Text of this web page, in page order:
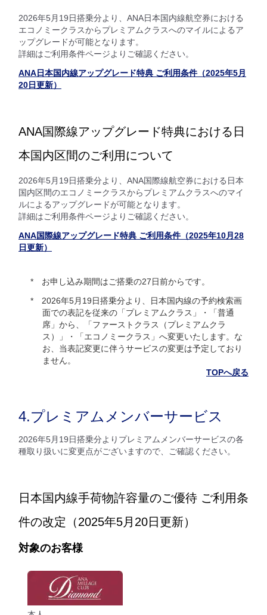
2026年5月19日搭乗分より、ANA日本国内線航空券における
エコノミークラスからプレミアムクラスへのマイルによるア
ップグレードが可能となります。
詳細はご利用条件ページよりご確認ください。
ANA日本国内線アップグレード特典 ご利用条件（2025年5月
20日更新）
ANA国際線アップグレード特典における日
本国内区間のご利用について
2026年5月19日搭乗分より、ANA国際線航空券における日本
国内区間のエコノミークラスからプレミアムクラスへのマイ
ルによるアップグレードが可能となります。
詳細はご利用条件ページよりご確認ください。
ANA国際線アップグレード特典 ご利用条件（2025年10月28
日更新）
お申し込み期間はご搭乗の27日前からです。
2026年5月19日搭乗分より、日本国内線の予約検索画
面での表記を従来の「プレミアムクラス」・「普通
席」から、「ファーストクラス（プレミアムクラ
ス）」・「エコノミークラス」へ変更いたします。な
お、当表記変更に伴うサービスの変更は予定しており
ません。
TOPへ戻る
4.プレミアムメンバーサービス
2026年5月19日搭乗分よりプレミアムメンバーサービスの各
種取り扱いに変更点がございますので、ご確認ください。
日本国内線手荷物許容量のご優待 ご利用条
件の改定（2025年5月20日更新）
対象のお客様